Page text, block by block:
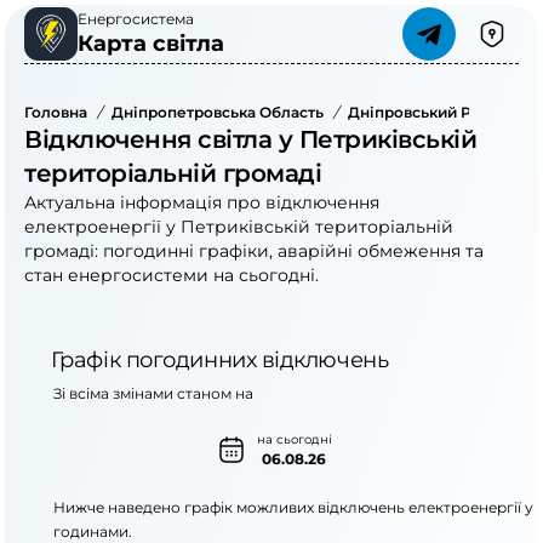
Енергосистема
Карта світла
Головна / Дніпропетровська Область / Дніпровський Район
Відключення світла у Петриківській
територіальній громаді
Актуальна інформація про відключення
електроенергії у Петриківській територіальній
громаді: погодинні графіки, аварійні обмеження та
стан енергосистеми на сьогодні.
Графік погодинних відключень
на сьогодні
06.08.26
Зі всіма змінами станом на
Нижче наведено графік можливих відключень електроенергії у
годинами.